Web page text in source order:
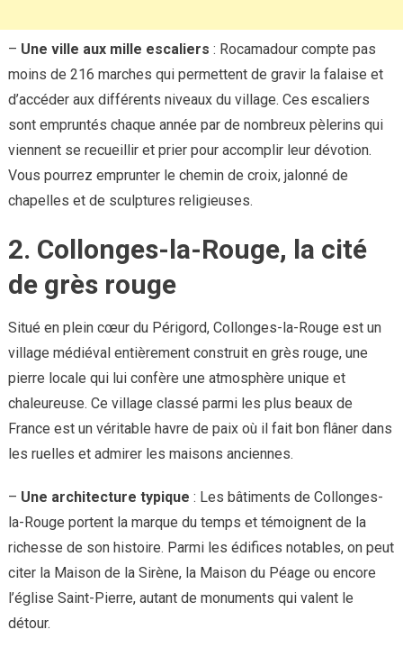
– Une ville aux mille escaliers : Rocamadour compte pas
moins de 216 marches qui permettent de gravir la falaise et
d’accéder aux différents niveaux du village. Ces escaliers
sont empruntés chaque année par de nombreux pèlerins qui
viennent se recueillir et prier pour accomplir leur dévotion.
Vous pourrez emprunter le chemin de croix, jalonné de
chapelles et de sculptures religieuses.
2. Collonges-la-Rouge, la cité
de grès rouge
Situé en plein cœur du Périgord, Collonges-la-Rouge est un
village médiéval entièrement construit en grès rouge, une
pierre locale qui lui confère une atmosphère unique et
chaleureuse. Ce village classé parmi les plus beaux de
France est un véritable havre de paix où il fait bon flâner dans
les ruelles et admirer les maisons anciennes.
– Une architecture typique : Les bâtiments de Collonges-
la-Rouge portent la marque du temps et témoignent de la
richesse de son histoire. Parmi les édifices notables, on peut
citer la Maison de la Sirène, la Maison du Péage ou encore
l’église Saint-Pierre, autant de monuments qui valent le
détour.